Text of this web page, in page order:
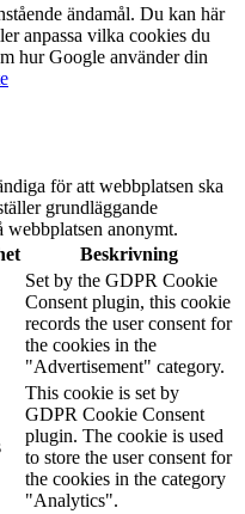
ändamål. Du kan här
anpassa vilka cookies du
hur Google använder din
för att webbplatsen ska
grundläggande
anonymt.
Beskrivning
Set by the GDPR Cookie
Consent plugin, this cookie
records the user consent for
the cookies in the
"Advertisement" category.
This cookie is set by
GDPR Cookie Consent
plugin. The cookie is used
to store the user consent for
the cookies in the category
"Analytics".